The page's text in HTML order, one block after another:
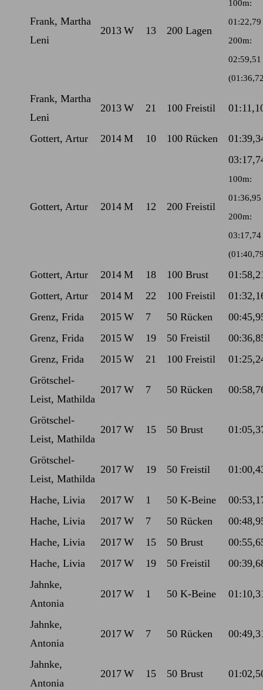
Frank, Martha
Leni
2013 W 13 200 Lagen
100m:
01:22,79
200m:
02:59,51
Frank, Martha
Leni
2013 W 21 100 Freistil
Gottert, Artur 2014 M 10 100 Rücken
Gottert, Artur 2014 M 12 200 Freistil
100m:
01:36,95
200m:
03:17,74
Gottert, Artur 2014 M 18 100 Brust
Gottert, Artur
2014 M 22 100 Freistil
Grenz, Frida
2015 W 7 50 Rücken
Grenz, Frida
2015 W 19 50 Freistil
Grenz, Frida
2015 W 21 100 Freistil
Grötschel-
Leist, Mathilda
2017 W 7 50 Rücken
Grötschel-
Leist, Mathilda
2017 W 15 50 Brust
Grötschel-
Leist, Mathilda
2017 W 19 50 Freistil
Hache, Livia 2017 W 1 50 K-Beine
Hache, Livia
2017 W 7 50 Rücken
Hache, Livia
2017 W 15 50 Brust
Hache, Livia
2017 W 19 50 Freistil
Jahnke,
Antonia
2017 W 1 50 K-Beine
Jahnke,
Antonia
2017 W 7 50 Rücken
Jahnke,
Antonia
2017 W 15 50 Brust